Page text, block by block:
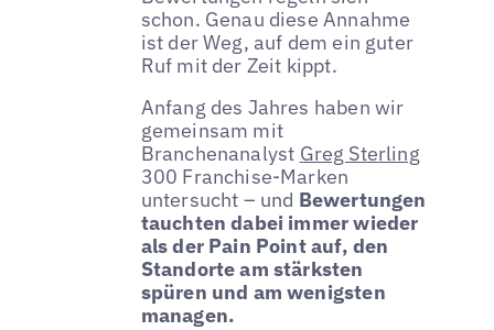
schon. Genau diese Annahme
ist der Weg, auf dem ein guter
Ruf mit der Zeit kippt.
Anfang des Jahres haben wir
gemeinsam mit
Branchenanalyst Greg Sterling
300 Franchise-Marken
untersucht – und Bewertungen
tauchten dabei immer wieder
als der Pain Point auf, den
Standorte am stärksten
spüren und am wenigsten
managen.